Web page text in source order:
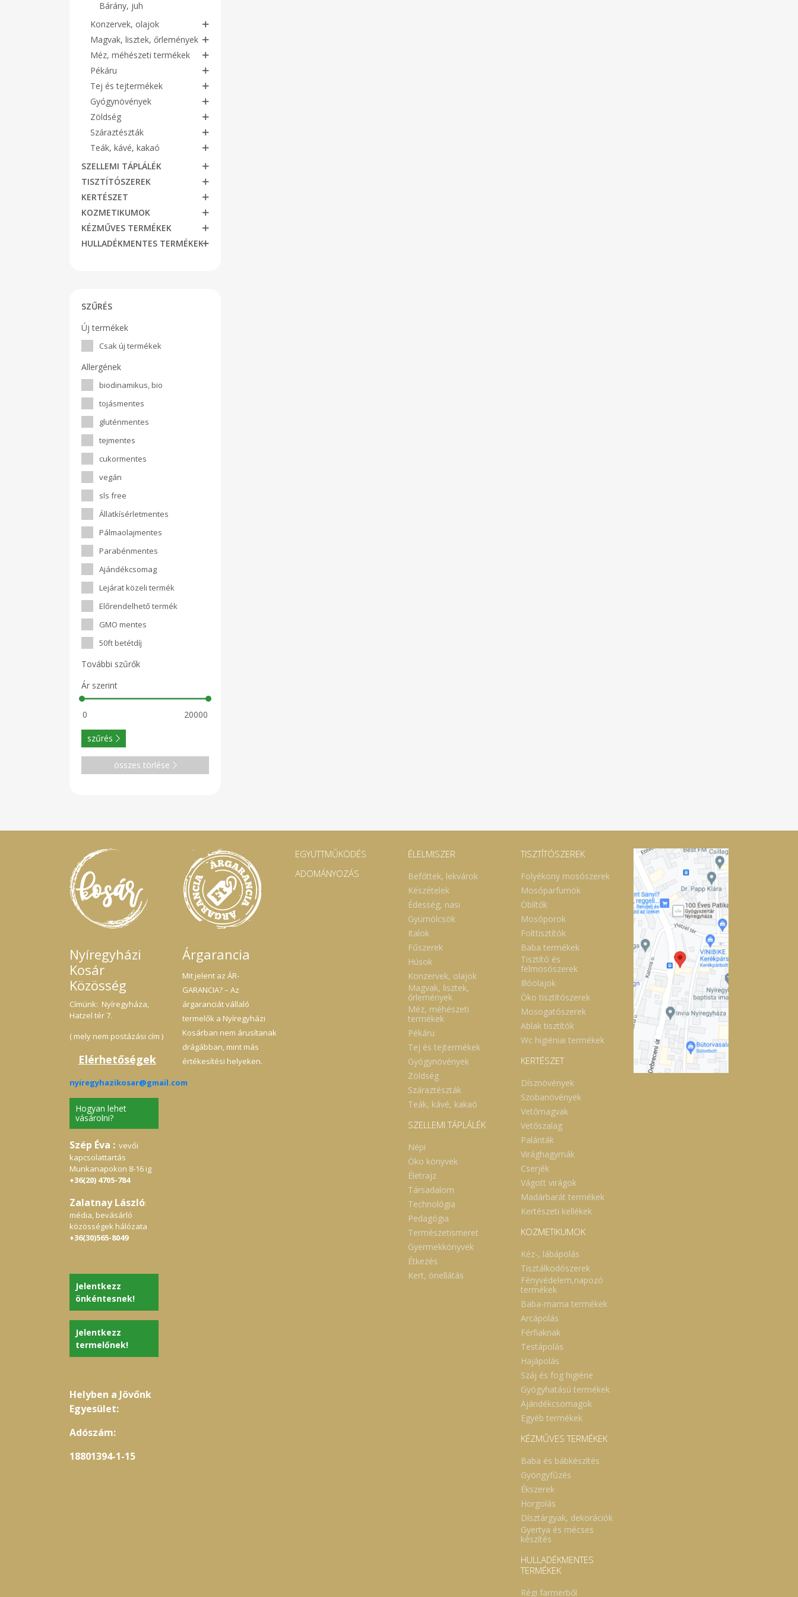
Bárány, juh
Konzervek, olajok
Magvak, lisztek, őrlemények
Méz, méhészeti termékek
Pékáru
Tej és tejtermékek
Gyógynövények
Zöldség
Száraztészták
Teák, kávé, kakaó
SZELLEMI TÁPLÁLÉK
TISZTÍTÓSZEREK
KERTÉSZET
KOZMETIKUMOK
KÉZMŰVES TERMÉKEK
HULLADÉKMENTES TERMÉKEK
SZŰRÉS
Új termékek
Csak új termékek
Allergének
biodinamikus, bio
tojásmentes
gluténmentes
tejmentes
cukormentes
vegán
sls free
Állatkísérletmentes
Pálmaolajmentes
Parabénmentes
Ajándékcsomag
Lejárat közeli termék
Előrendelhető termék
GMO mentes
50ft betétdíj
További szűrők
Ár szerint
szűrés
összes törlése
Nyíregyházi
Kosár
Közösség
Címünk: Nyíregyháza,
Hatzel tér 7.
( mely nem postázási cím )
Elérhetőségek
nyiregyhazikosar@gmail.com
Hogyan lehet
vásárolni?
Szép Éva : vevői
kapcsolattartás
Munkanapokon 8-16 ig
+36(20) 4705-784
Zalatnay László:
média, bevásárló
közösségek hálózata
+36(30)565-8049
Jelentkezz
önkéntesnek!
Jelentkezz
termelőnek!
Helyben a Jövőnk
Egyesület:
Adószám:
18801394-1-15
Árgarancia
Mit jelent az ÁR-
GARANCIA? – Az
árgaranciát vállaló
termelők a Nyíregyházi
Kosárban nem árusítanak
drágábban, mint más
értékesítési helyeken.
EGYÜTTMŰKÖDÉS
ADOMÁNYOZÁS
ÉLELMISZER
Befőttek, lekvárok
Készételek
Édesség, nasi
Gyümölcsök
Italok
Fűszerek
Húsok
Konzervek, olajok
Magvak, lisztek,
őrlemények
Méz, méhészeti
termékek
Pékáru
Tej és tejtermékek
Gyógynövények
Zöldség
Száraztészták
Teák, kávé, kakaó
SZELLEMI TÁPLÁLÉK
Népi
Öko könyvek
Életrajz
Társadalom
Technológia
Pedagógia
Természetismeret
Gyermekkönyvek
Étkezés
Kert, önellátás
TISZTÍTÓSZEREK
Folyékony mosószerek
Mosóparfümök
Öblítők
Mosóporok
Folttisztítók
Baba termékek
Tisztító és
felmosószerek
Illóolajok
Öko tisztítószerek
Mosogatószerek
Ablak tisztítók
Wc higiéniai termékek
KERTÉSZET
Dísznövények
Szobanövények
Vetőmagvak
Vetőszalag
Palánták
Virághagymák
Cserjék
Vágott virágok
Madárbarát termékek
Kertészeti kellékek
KOZMETIKUMOK
Kéz-, lábápolás
Tisztálkodószerek
Fényvédelem,napozó
termékek
Baba-mama termékek
Arcápolás
Férfiaknak
Testápolás
Hajápolás
Száj és fog higiéne
Gyógyhatású termékek
Ajándékcsomagok
Egyéb termékek
KÉZMŰVES TERMÉKEK
Baba és bábkészítés
Gyöngyfűzés
Ékszerek
Horgolás
Dísztárgyak, dekorációk
Gyertya és mécses
készítés
HULLADÉKMENTES
TERMÉKEK
Régi farmerből